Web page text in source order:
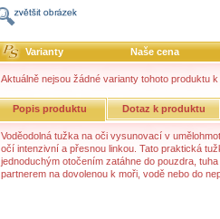
Varianty Naše cena
Aktuálně nejsou žádné varianty tohoto produktu
Popis produktu Dotaz k produktu
Voděodolná tužka na oči vysunovací v
očí intenzivní a přesnou linkou. Tato praktická
jednoduchým otočením zatáhne do pouzdra,
partnerem na dovolenou k moři, vodě nebo do